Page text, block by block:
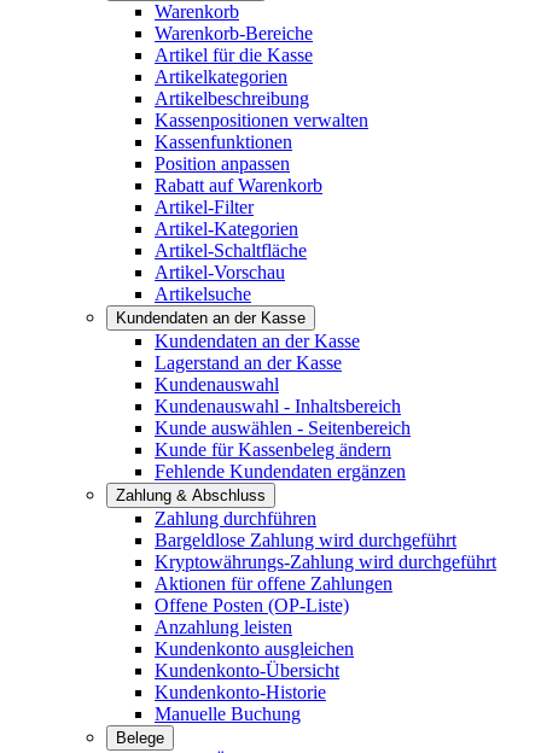
Warenkorb
Warenkorb-Bereiche
Artikel für die Kasse
Artikelkategorien
Artikelbeschreibung
Kassenpositionen verwalten
Kassenfunktionen
Position anpassen
Rabatt auf Warenkorb
Artikel-Filter
Artikel-Kategorien
Artikel-Schaltfläche
Artikel-Vorschau
Artikelsuche
Kundendaten an der Kasse
Kundendaten an der Kasse
Lagerstand an der Kasse
Kundenauswahl
Kundenauswahl - Inhaltsbereich
Kunde auswählen - Seitenbereich
Kunde für Kassenbeleg ändern
Fehlende Kundendaten ergänzen
Zahlung & Abschluss
Zahlung durchführen
Bargeldlose Zahlung wird durchgeführt
Kryptowährungs-Zahlung wird durchgeführt
Aktionen für offene Zahlungen
Offene Posten (OP-Liste)
Anzahlung leisten
Kundenkonto ausgleichen
Kundenkonto-Übersicht
Kundenkonto-Historie
Manuelle Buchung
Belege